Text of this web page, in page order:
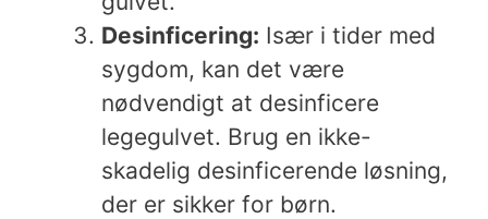
Desinficering: Især i tider med
sygdom, kan det være
nødvendigt at desinficere
legegulvet. Brug en ikke-
skadelig desinficerende løsning,
der er sikker for børn.